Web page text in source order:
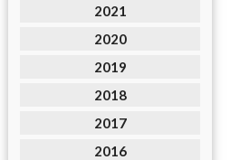
2021
2020
2019
2018
2017
2016